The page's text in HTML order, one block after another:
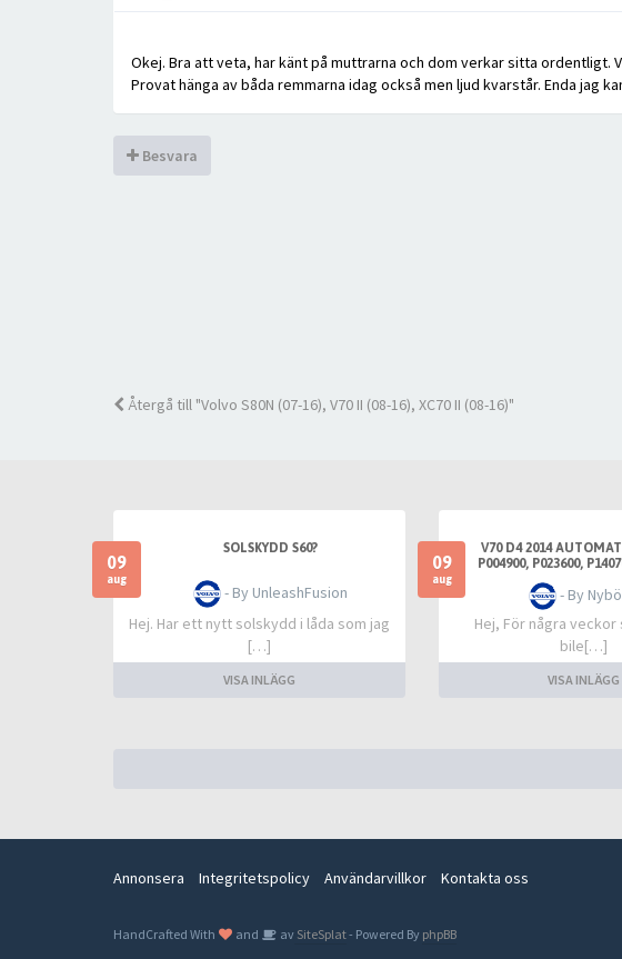
Okej. Bra att veta, har känt på muttrarna och dom verkar sitta ordentligt.
Provat hänga av båda remmarna idag också men ljud kvarstår. Enda jag
Besvara
Återgå till "Volvo S80N (07-16), V70 II (08-16), XC70 II (08-16)"
09
aug
SOLSKYDD S60?
- By UnleashFusion
Hej. Har ett nytt solskydd i låda som jag
[…]
VISA INLÄGG
09
aug
V70 D4 2014
P004900, P023600,
- By
Hej, För några veckor
bile[…]
VISA INLÄGG
Annonsera Integritetspolicy Användarvillkor Kontakta oss
HandCrafted With and av SiteSplat- Powered By phpBB